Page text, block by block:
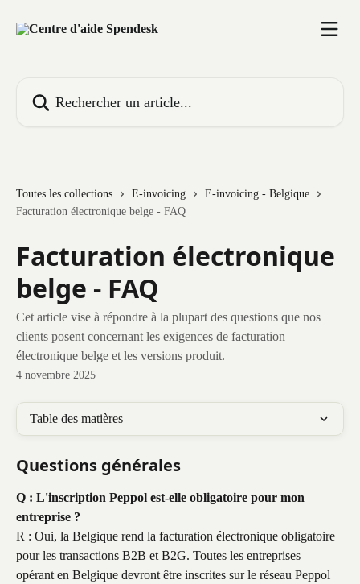
Toutes les collections E-invoicing
E-invoicing - Belgique
Facturation électronique belge - FAQ
Facturation électronique
belge - FAQ
Cet article vise à répondre à la plupart des questions que nos
clients posent concernant les exigences de facturation
électronique belge et les versions produit.
4 novembre 2025
Table des matières
Questions générales
Q : L'inscription Peppol est-elle obligatoire pour mon
entreprise ?
R : Oui, la Belgique rend la facturation électronique obligatoire
pour les transactions B2B et B2G. Toutes les entreprises
opérant en Belgique devront être inscrites sur le réseau Peppol